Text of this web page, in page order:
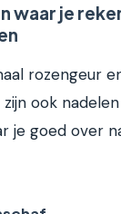
waar je
rozengeur
ook
je goed over